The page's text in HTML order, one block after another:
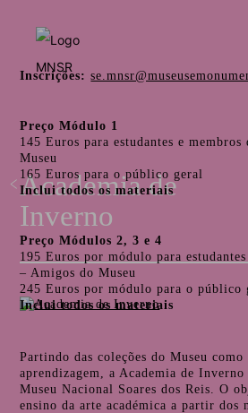
Academia de
Inverno
Inscrições:
Preço Módulo 1
145 Euros para estudantes e
Museu
165 Euros para o público geral
Inclui todos os materiais
Preço Módulos 2, 3 e 4
195 Euros por módulo para
– Amigos do Museu
245 Euros por módulo para o público
Inclui todos os materiais
Partindo das coleções do Museu
aprendizagem, a Academia de
Museu Nacional Soares dos Reis. O
ensino da arte académica a partir dos